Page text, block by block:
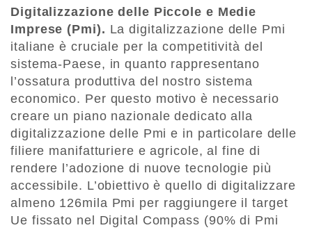
Digitalizzazione delle Piccole e Medie
Imprese (Pmi). La digitalizzazione delle Pmi
italiane è cruciale per la competitività del
sistema-Paese, in quanto rappresentano
l’ossatura produttiva del nostro sistema
economico. Per questo motivo è necessario
creare un piano nazionale dedicato alla
digitalizzazione delle Pmi e in particolare delle
filiere manifatturiere e agricole, al fine di
rendere l’adozione di nuove tecnologie più
accessibile. L’obiettivo è quello di digitalizzare
almeno 126mila Pmi per raggiungere il target
Ue fissato nel Digital Compass (90% di Pmi